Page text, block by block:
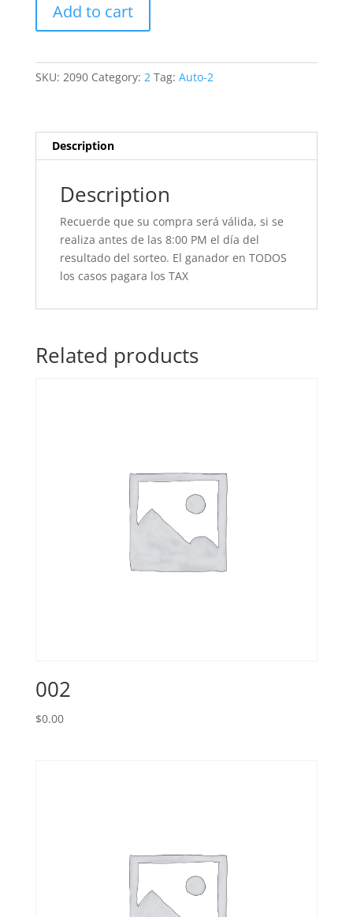
quantity
Add to cart
SKU: 2090 Category: 2 Tag: Auto-2
Description
Description
Recuerde que su compra será válida, si se
realiza antes de las 8:00 PM el día del
resultado del sorteo. El ganador en TODOS
los casos pagara los TAX
Related products
002
$0.00